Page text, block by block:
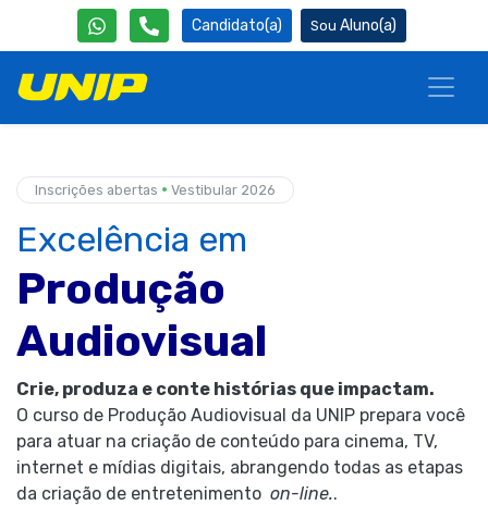
Candidato(a) Aluno(a)
Inscrições abertas • Vestibular 2026
Excelência em
Produção
Audiovisual
Crie, produza e conte histórias que impactam.
O curso de Produção Audiovisual da UNIP prepara você
para atuar na criação de conteúdo para cinema, TV,
internet e mídias digitais, abrangendo todas as etapas
da criação de entretenimento on-line..